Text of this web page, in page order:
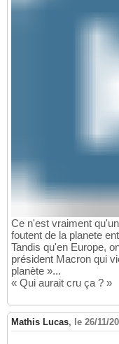
Ce n'est vraiment
foutent de la planete
Tandis qu'en Europe,
président Macron qui
planète »...
« Qui aurait cru ça ? »
Mathis Lucas, le 26/11/